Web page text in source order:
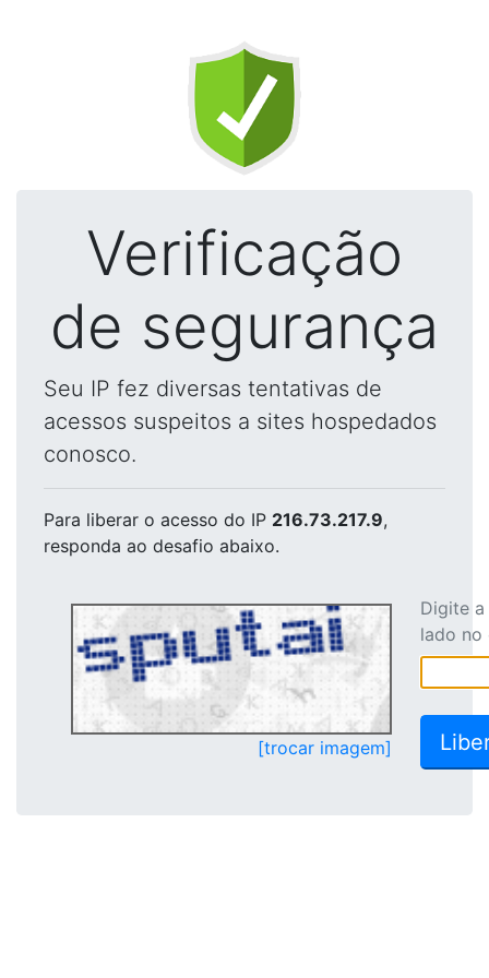
Verificação
de segurança
Seu IP fez diversas tentativas de
acessos suspeitos a sites hospedados
conosco.
Para liberar o acesso do IP 216.73.217.9,
responda ao desafio abaixo.
[trocar imagem]
Digite
lado no